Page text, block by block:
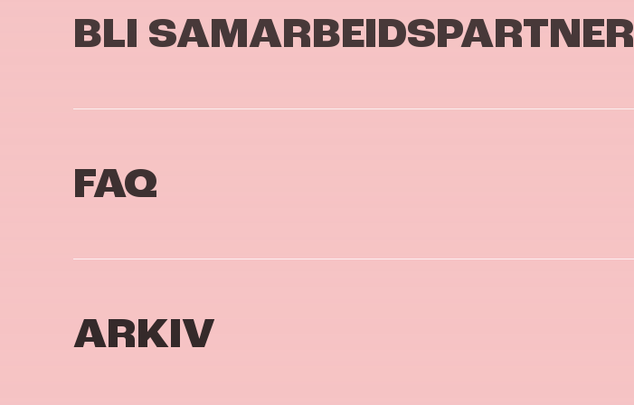
BLI SAMARBEIDSPARTNER
FAQ
ARKIV